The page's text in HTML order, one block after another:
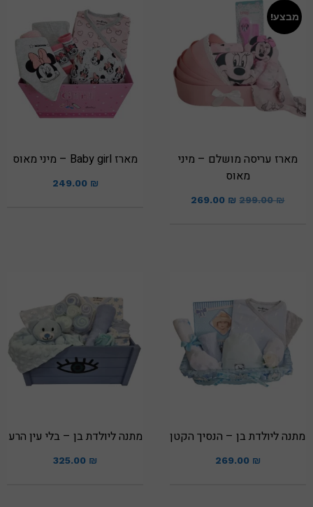
מבצע!
מארז עריסה מושלם – מיני
מאוס
299.00₪
269.00 ₪
מארז Baby girl – מיני מאוס
249.00 ₪
מתנה ליולדת בן – הנסיך הקטן
269.00 ₪
מתנה ליולדת בן – בלי עין הרע
325.00 ₪